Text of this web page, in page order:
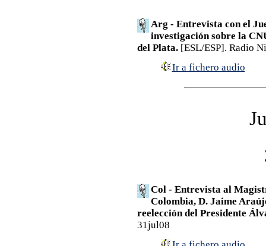
Arg - Entrevista con el
investigación sobre la
del Plata.[ESL/ESP]. Radio
Ir a fichero audio
Col - Entrevista al
Colombia, D. Jaime
reelección del Presidente
31jul08